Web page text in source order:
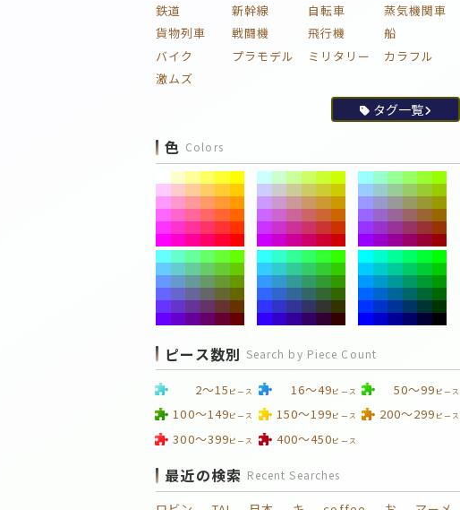
鉄道
新幹線 自転車
蒸気機関車
貨物列車
戦闘機 飛行機
船
バイク
プラモデル ミリタリー
カラフル
激ムズ
タグ一覧
色 Colors
ピース数別 Search by Piece Count
2～15 ピース 16～49ピース 50～99 ピース
100～149ピース 150～199ピース 200～299 ピース
300～399ピース 400～450ピース
最近の検索 Recent Searches